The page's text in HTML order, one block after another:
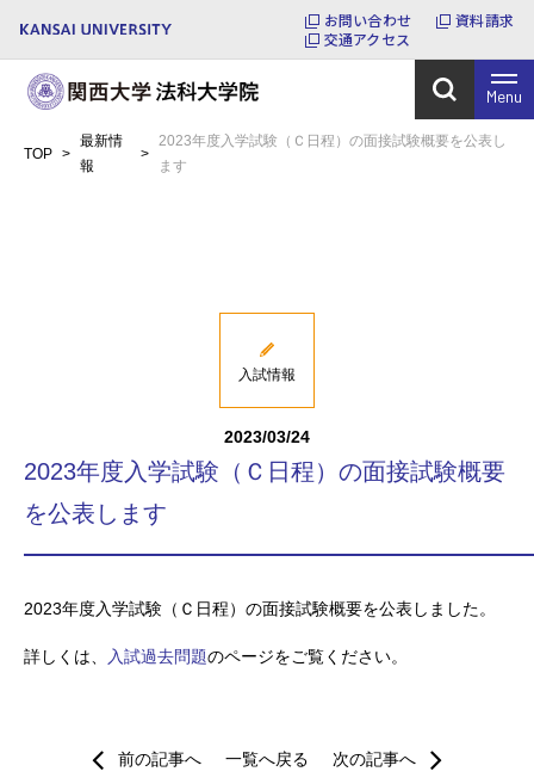
お問い合わせ
資料請求
交通アクセス
Menu
TOP >
最新情
報
>
2023年度入学試験（Ｃ日程）の面接試験概要を公表し
ます
入試情報
2023/03/24
2023年度入学試験（Ｃ日程）の面接試験概要
を公表します
2023年度入学試験（Ｃ日程）の面接試験概要を公表しました。
詳しくは、 入試過去問題のページをご覧ください。
前の記事へ 一覧へ戻る 次の記事へ